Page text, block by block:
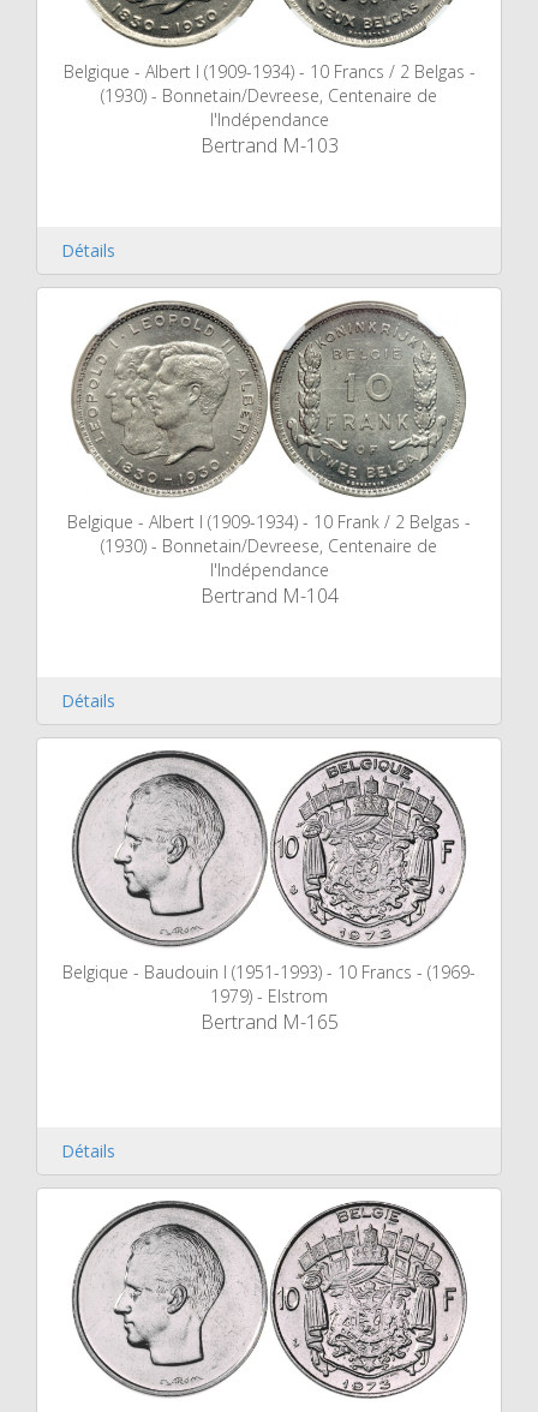
Belgique - Albert I (1909-1934) - 10 Francs / 2 Belgas -
(1930) - Bonnetain/Devreese, Centenaire de
l'Indépendance
Bertrand M-103
Détails
Belgique - Albert I (1909-1934) - 10 Frank / 2 Belgas -
(1930) - Bonnetain/Devreese, Centenaire de
l'Indépendance
Bertrand M-104
Détails
Belgique - Baudouin I (1951-1993) - 10 Francs - (1969-
1979) - Elstrom
Bertrand M-165
Détails